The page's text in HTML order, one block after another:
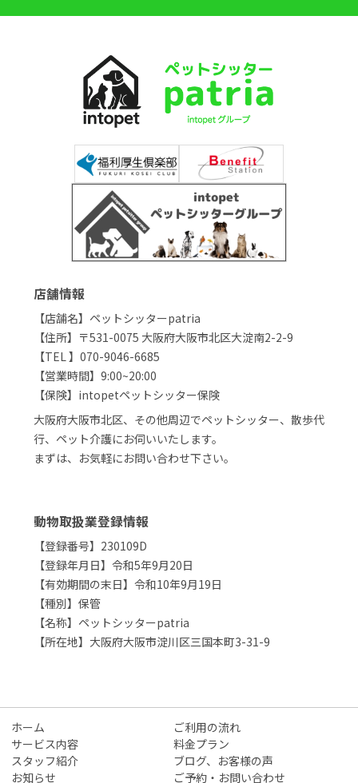
店舗情報
【店舗名】ペットシッターpatria
【住所】〒531-0075 大阪府大阪市北区大淀南2-2-9
【TEL 】070-9046-6685
【営業時間】9:00~20:00
【保険】intopetペットシッター保険
大阪府大阪市北区、その他周辺でペットシッター、散歩代
行、ペット介護にお伺いいたします。
まずは、お気軽にお問い合わせ下さい。
動物取扱業登録情報
【登録番号】230109D
【登録年月日】令和5年9月20日
【有効期間の末日】令和10年9月19日
【種別】保管
【名称】ペットシッターpatria
【所在地】大阪府大阪市淀川区三国本町3-31-9
ホーム
ご利用の流れ
サービス内容
料金プラン
スタッフ紹介
ブログ、お客様の声
お知らせ
ご予約・お問い合わせ